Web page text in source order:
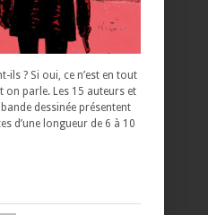
ils ? Si oui, ce n’est en tout
on parle. Les 15 auteurs et
dessinée présentent
d’une longueur de 6 à 10